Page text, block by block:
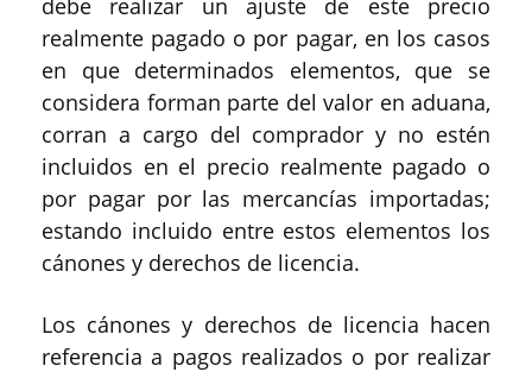
realmente pagado o por pagar, en los casos
en que determinados elementos, que se
considera forman parte del valor en aduana,
corran a cargo del comprador y no estén
incluidos en el precio realmente pagado o
por pagar por las mercancías importadas;
estando incluido entre estos elementos los
cánones y derechos de licencia.
Los cánones y derechos de licencia hacen
referencia a pagos realizados o por realizar